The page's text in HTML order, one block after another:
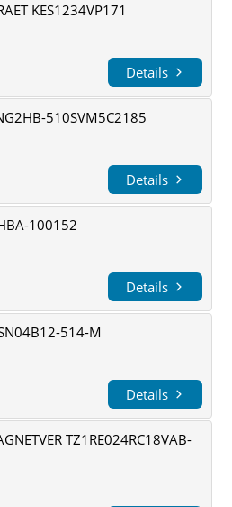
KES1234VP171
Details
510SVM5C2185
Details
100152
Details
SN04B12-514-M
Details
TZ1RE024RC18VAB-